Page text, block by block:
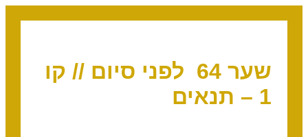
שער 64 לפני סיום // קו
1 – תנאים